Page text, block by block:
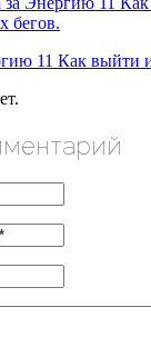
11 Как выйти